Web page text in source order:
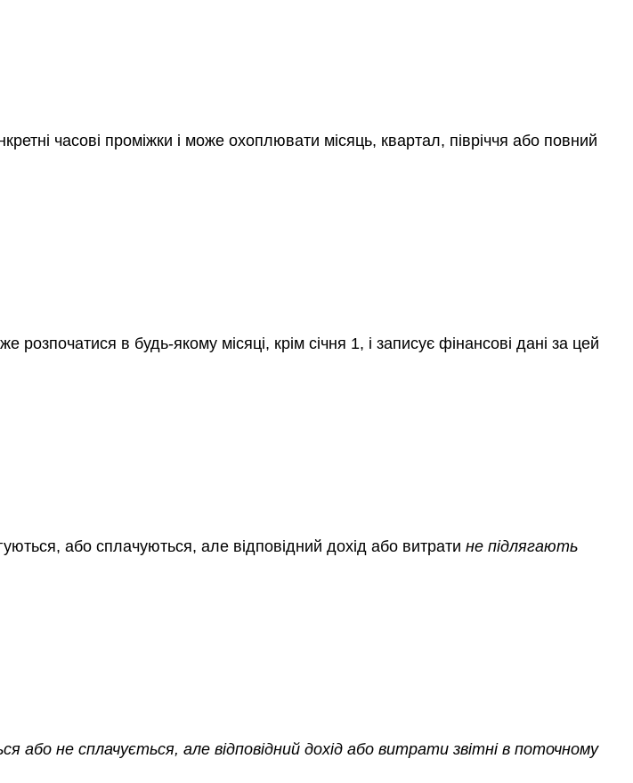
часові проміжки і може охоплювати місяць, квартал, півріччя або повний
в будь-якому місяці, крім січня 1, і записує фінансові дані за цей
або сплачуються, але відповідний дохід або витрати не підлягають
або не сплачується, але відповідний дохід або витрати звітні в поточному